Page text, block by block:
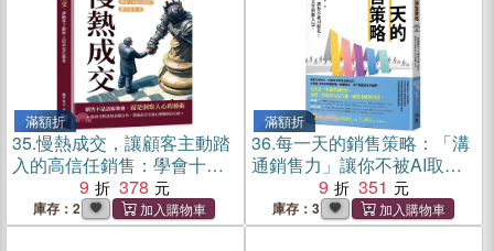
滿額折
35.慢熱成交，讓顧客主動踏
入的高信任銷售：學會十二
步驟，把「我再想想」變成
「我現在就要」
9 378
庫存：2
滿額折
36.每一天的銷售策略：「溝
通銷售力」讓你不被AI取
代！實現自我致富人生的懶
人包
9 351
庫存：3